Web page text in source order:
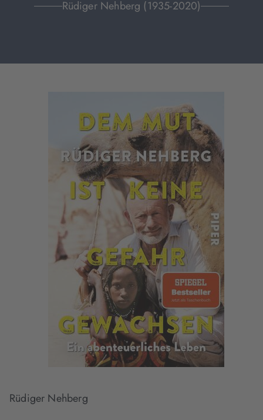
Rüdiger Nehberg (1935-2020)
Rüdiger Nehberg